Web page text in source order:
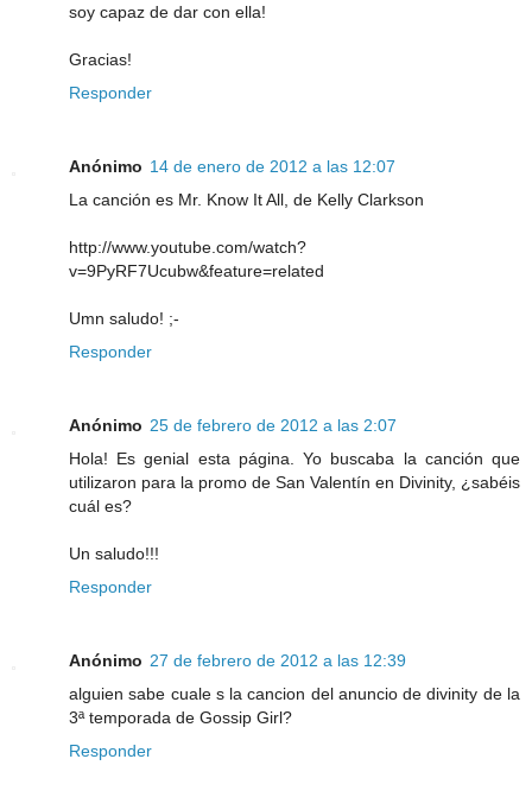
soy capaz de dar con ella!
Gracias!
Responder
Anónimo 14 de enero de 2012 a las 12:07
La canción es Mr. Know It All, de Kelly Clarkson
http://www.youtube.com/watch?
v=9PyRF7Ucubw&feature=related
Umn saludo! ;-
Responder
Anónimo 25 de febrero de 2012 a las 2:07
Hola! Es genial esta página. Yo buscaba la canción que
utilizaron para la promo de San Valentín en Divinity, ¿sabéis
cuál es?
Un saludo!!!
Responder
Anónimo 27 de febrero de 2012 a las 12:39
alguien sabe cuale s la cancion del anuncio de divinity de la
3ª temporada de Gossip Girl?
Responder